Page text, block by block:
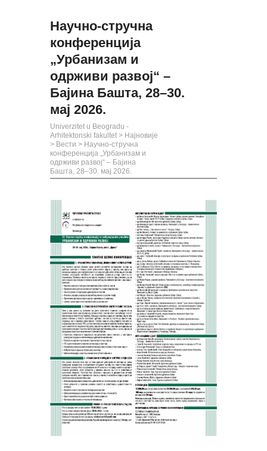
Научно-стручна
конференција
„Урбанизам и
одрживи развој“ –
Бајина Башта, 28–30.
мај 2026.
Univerzitet u Beogradu -
Arhitektonski fakultet > Најновије
> Вести > Научно-стручна
конференција „Урбанизам и
одрживи развој“ – Бајина
Башта, 28–30. мај 2026.